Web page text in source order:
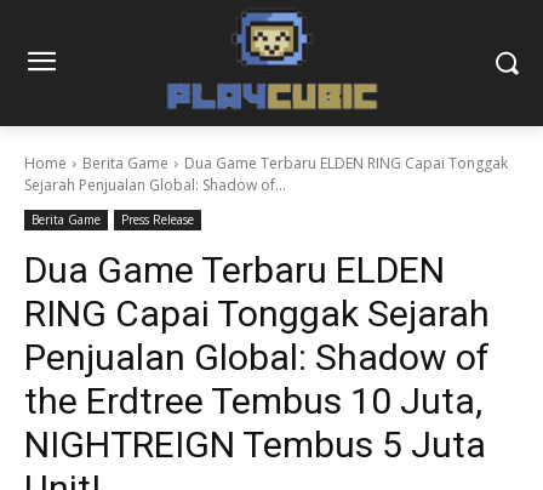
Home Berita Game
Dua Game Terbaru ELDEN RING Capai Tonggak
Sejarah Penjualan Global: Shadow of...
Berita Game Press Release
Dua Game Terbaru ELDEN
RING Capai Tonggak Sejarah
Penjualan Global: Shadow of
the Erdtree Tembus 10 Juta,
NIGHTREIGN Tembus 5 Juta